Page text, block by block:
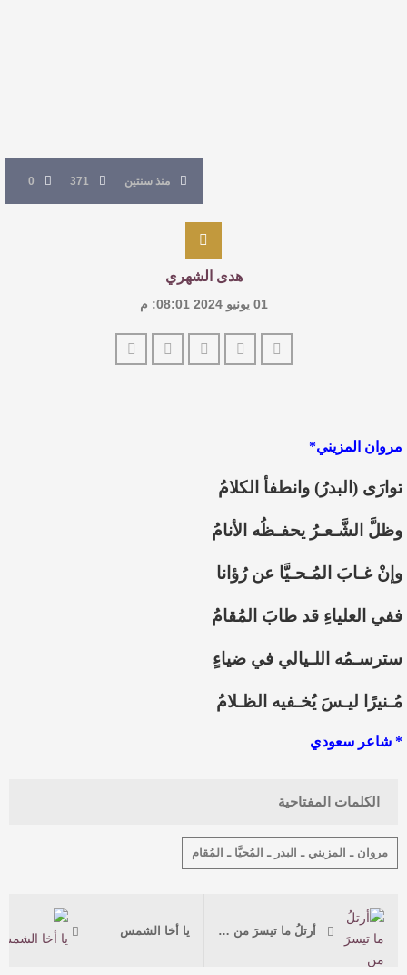
منذ سنتين 371
0
هدى الشهري
01 يونيو 2024 08:01: م
مروان المزيني*
توارَى (البدرُ) وانطفأ الكلامُ
‏وظلَّ الشَّـعـرُ يحفـظُه الأنامُ
‏وإنْ غـابَ المُـحـيَّا عن رُؤانا
‏ففي العلياءِ قد طابَ المُقامُ
‏سترسـمُه اللـيالي في ضياءٍ
‏مُـنيرًا ليـسَ يُخـفيه الظـلامُ
‏* شاعر سعودي
الكلمات المفتاحية
مروان ـ المزيني ـ البدر ـ المُحيَّا ـ المُقام
أرتلُ ما تيسرَ من دموعٍ ‏يا أخا الشمس